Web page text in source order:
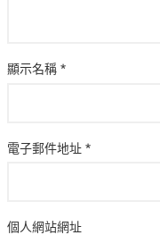
顯示名稱 *
電子郵件地址 *
個人網站網址